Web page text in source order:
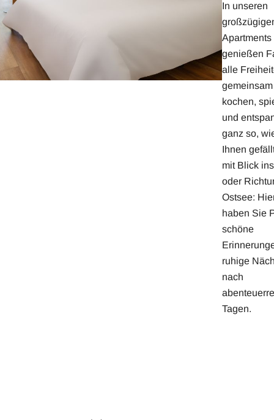
In unseren
Apartments
genießen
alle
gemeinsam
kochen,
und
ganz so,
Ihnen
mit Blick
oder
Ostsee:
haben Sie
schöne
ruhige
nach
Tagen.